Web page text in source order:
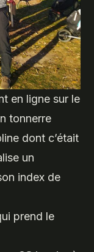
en ligne sur le
tonnerre
dont c’était
un
index de
prend le